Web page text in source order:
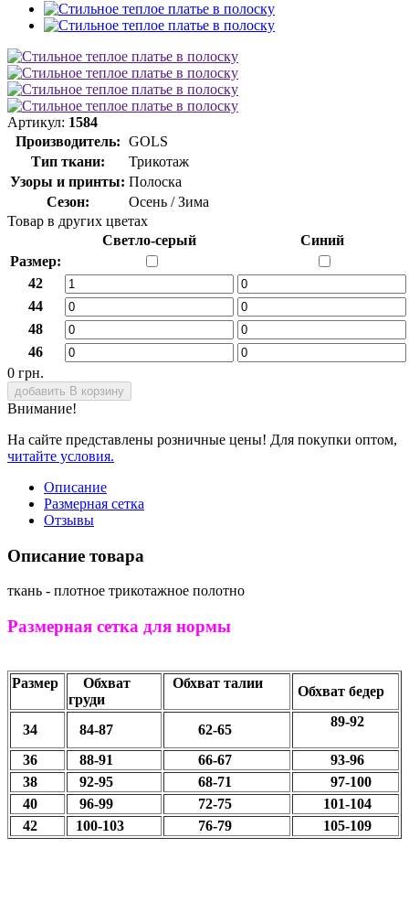
Артикул: 1584
Производитель: GOLS
Тип ткани:
Трикотаж
Узоры и принты: Полоска
Сезон:
Осень / Зима
Товар в других цветах
Светло-серый
Синий
Размер:
42
44
48
46
0 грн.
добавить В корзину
Внимание!
На сайте представлены розничные цены! Для покупки оптом,
читайте условия.
Описание
Размерная сетка
Отзывы
Описание товара
ткань - плотное трикотажное полотно
Размерная сетка для нормы
Размер
Обхват
груди
Обхват талии
Обхват бедер
34 84-87 62-65
89-92
36 88-91 66-67
93-96
38
92-95 68-71
97-100
40
96-99 72-75
101-104
42
100-103 76-79 105-109